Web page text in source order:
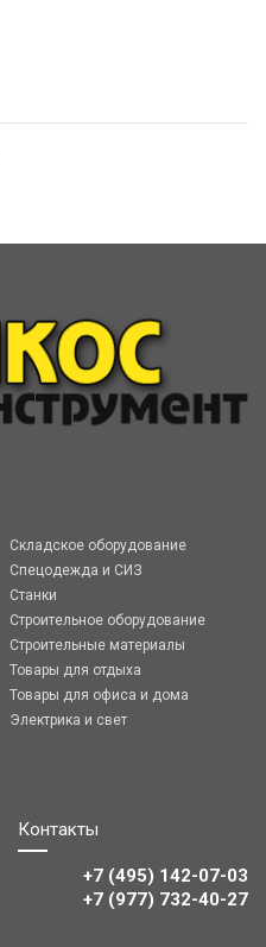
Складское оборудование
Спецодежда и СИЗ
Станки
Строительное оборудование
Строительные материалы
Товары для отдыха
Товары для офиса и дома
Электрика и свет
Контакты
+7 (495) 142-07-03
‎‎+7 (977) 732-40-27